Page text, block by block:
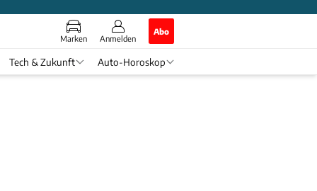
Marken Anmelden
Abo
Tech & Zukunft Auto-Horoskop